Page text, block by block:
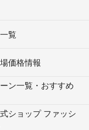
覧
価格情報
ン一覧・おすすめ
ショップ ファッシ